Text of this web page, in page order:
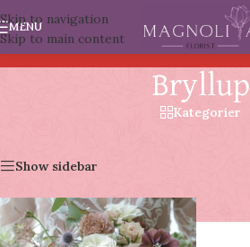
Skip to navigation
Skip to main content
MENU
Bryllup
Kategorier
Show sidebar